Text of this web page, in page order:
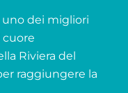
dei migliori
cuore
Riviera del
raggiungere la